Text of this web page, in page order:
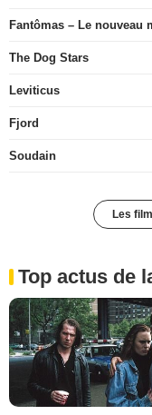
Fantômas – Le nouveau
The Dog Stars
Leviticus
Fjord
Soudain
Les
Top actus de